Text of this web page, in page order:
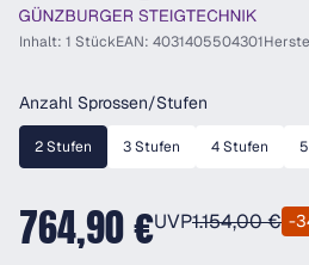
Inhalt: 1 StückEAN: 4031405504301
Anzahl Sprossen/Stufen
2 Stufen 3 Stufen 4 Stufen
764,90 €UVP1.154,00 € -